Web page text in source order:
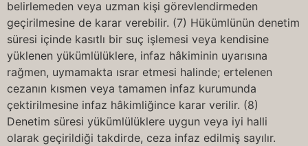
belirlemeden veya uzman kişi görevlendirmeden
geçirilmesine de karar verebilir. (7) Hükümlünün denetim
süresi içinde kasıtlı bir suç işlemesi veya kendisine
yüklenen yükümlülüklere, infaz hâkiminin uyarısına
rağmen, uymamakta ısrar etmesi halinde; ertelenen
cezanın kısmen veya tamamen infaz kurumunda
çektirilmesine infaz hâkimliğince karar verilir. (8)
Denetim süresi yükümlülüklere uygun veya iyi halli
olarak geçirildiği takdirde, ceza infaz edilmiş sayılır.